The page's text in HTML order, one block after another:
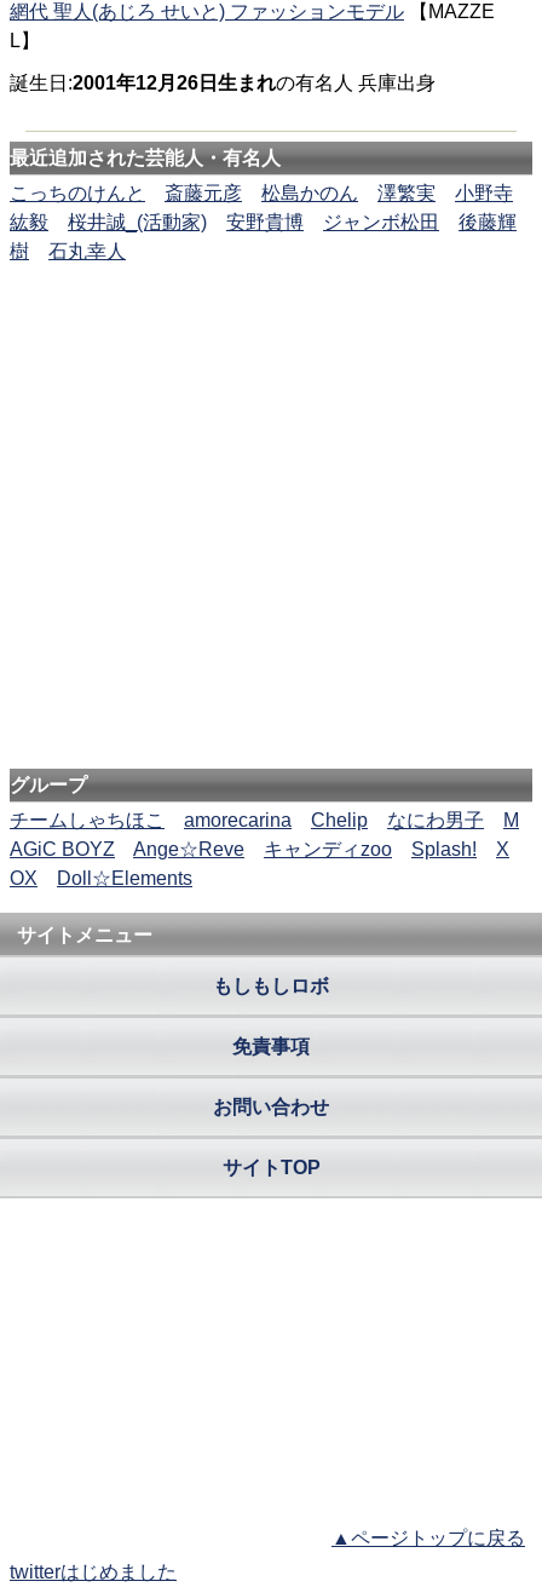
網代 聖人(あじろ せいと) ファッションモデル 【MAZZE
L】
誕生日:2001年12月26日生まれの有名人 兵庫出身
最近追加された芸能人・有名人
こっちのけんと
斎藤元彦 松島かのん 澤繁実
小野寺
紘毅
桜井誠_(活動家) 安野貴博 ジャンボ松田
後藤輝
樹
石丸幸人
グループ
チームしゃちほこ
amorecarina Chelip なにわ男子
M
AGiC BOYZ
Ange☆Reve キャンディzoo Splash!
X
OX
Doll☆Elements
サイトメニュー
もしもしロボ
免責事項
お問い合わせ
サイトTOP
▲ページトップに戻る
twitterはじめました